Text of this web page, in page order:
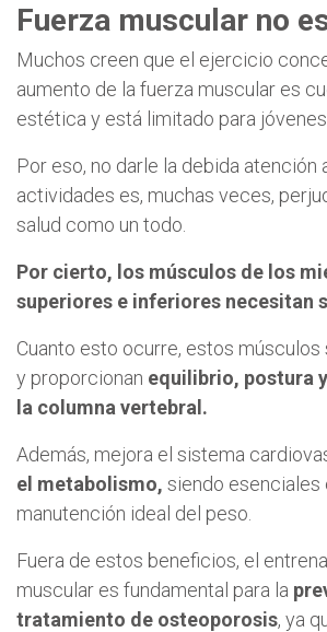
Fuerza muscular no
Muchos creen que el ejercicio
aumento de la fuerza muscular es
estética y está limitado para
Por eso, no darle la debida atención
actividades es, muchas veces,
salud como un todo.
Por cierto, los músculos de los
superiores e inferiores necesitan
Cuanto esto ocurre, estos músculos
y proporcionan equilibrio, postura
la columna vertebral.
Además, mejora el sistema
el metabolismo, siendo esenciales
manutención ideal del peso.
Fuera de estos beneficios, el
muscular es fundamental para la
tratamiento de osteoporosis, ya